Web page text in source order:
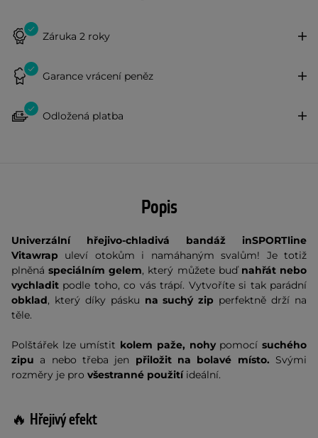
Záruka 2 roky
Garance vrácení peněz
Odložená platba
Popis
Univerzální hřejivo-chladivá bandáž inSPORTline
Vitawrap uleví otokům i namáhaným svalům! Je totiž
plněnáspeciálním gelem, který můžete buď nahřát nebo
vychladit podle toho, co vás trápí. Vytvoříte si tak parádní
obklad, který díky pásku na suchý zip perfektně drží na
těle.
Polštářek lze umístit kolem paže, nohypomocí suchého
zipu a nebo třeba jen přiložit na bolavé místo. Svými
rozměry je pro všestranné použití ideální.
🔥 Hřejivý efekt